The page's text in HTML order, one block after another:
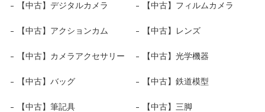
【中古】デジタルカメラ 【中古】フィルムカメラ
【中古】アクションカム 【中古】レンズ
【中古】カメラアクセサリー 【中古】光学機器
【中古】バッグ 【中古】鉄道模型
【中古】筆記具 【中古】三脚